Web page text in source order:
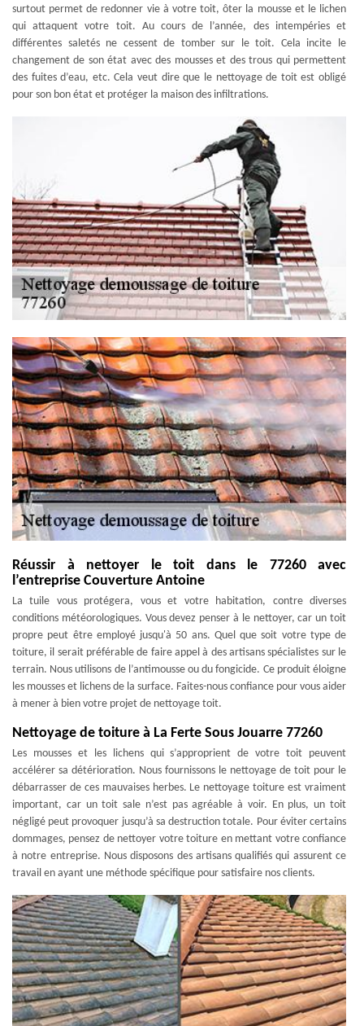
surtout permet de redonner vie à votre toit, ôter la mousse et le lichen
qui attaquent votre toit. Au cours de l’année, des intempéries et
différentes saletés ne cessent de tomber sur le toit. Cela incite le
changement de son état avec des mousses et des trous qui permettent
des fuites d’eau, etc. Cela veut dire que le nettoyage de toit est obligé
pour son bon état et protéger la maison des infiltrations.
Réussir à nettoyer le toit dans le 77260 avec
l’entreprise Couverture Antoine
La tuile vous protégera, vous et votre habitation, contre diverses
conditions météorologiques. Vous devez penser à le nettoyer, car un toit
propre peut être employé jusqu'à 50 ans. Quel que soit votre type de
toiture, il serait préférable de faire appel à des artisans spécialistes sur le
terrain. Nous utilisons de l’antimousse ou du fongicide. Ce produit éloigne
les mousses et lichens de la surface. Faites-nous confiance pour vous aider
à mener à bien votre projet de nettoyage toit.
Nettoyage de toiture à La Ferte Sous Jouarre 77260
Les mousses et les lichens qui s’approprient de votre toit peuvent
accélérer sa détérioration. Nous fournissons le nettoyage de toit pour le
débarrasser de ces mauvaises herbes. Le nettoyage toiture est vraiment
important, car un toit sale n’est pas agréable à voir. En plus, un toit
négligé peut provoquer jusqu’à sa destruction totale. Pour éviter certains
dommages, pensez de nettoyer votre toiture en mettant votre confiance
à notre entreprise. Nous disposons des artisans qualifiés qui assurent ce
travail en ayant une méthode spécifique pour satisfaire nos clients.